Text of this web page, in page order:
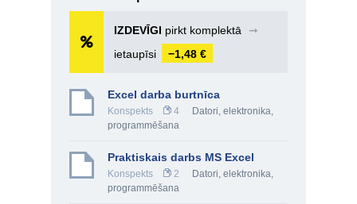
IZDEVĪGI pirkt komplektā
➞
ietaupīsi
−1,48 €
Excel darba burtnīca
Konspekts 4
Datori, elektronika,
programmēšana
Praktiskais darbs MS Excel
Konspekts 2
Datori, elektronika,
programmēšana